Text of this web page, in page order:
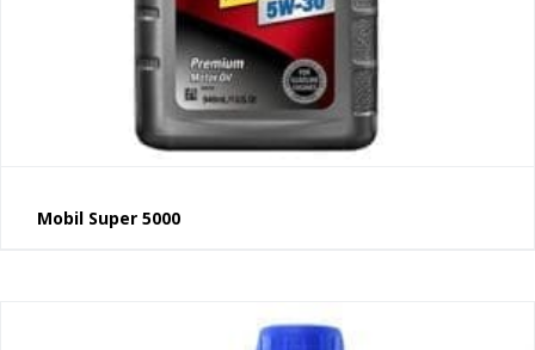
Mobil Super 5000